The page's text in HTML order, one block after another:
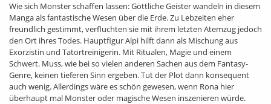
Wie sich Monster schaffen lassen: Göttliche Geister wandeln in diesem
Manga als fantastische Wesen über die Erde. Zu Lebzeiten eher
freundlich gestimmt, verfluchten sie mit ihrem letzten Atemzug jedoch
den Ort ihres Todes. Hauptfigur Alpi hilft dann als Mischung aus
Exorzistin und Tatortreinigerin. Mit Ritualen, Magie und einem
Schwert. Muss, wie bei so vielen anderen Sachen aus dem Fantasy-
Genre, keinen tieferen Sinn ergeben. Tut der Plot dann konsequent
auch wenig. Allerdings wäre es schön gewesen, wenn Rona hier
überhaupt mal Monster oder magische Wesen inszenieren würde.